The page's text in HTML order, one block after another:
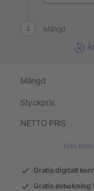
Mängd
Mängd
Styckpris
NETTO PRIS
Exkl.
Gratis digitalt
Gratis avbokning